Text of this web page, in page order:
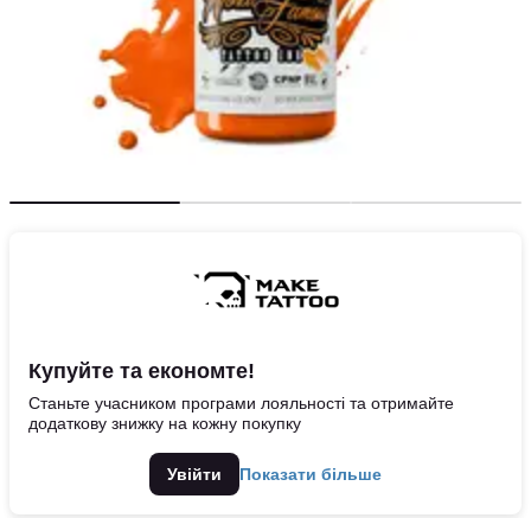
Купуйте та економте!
Станьте учасником програми лояльності та отримайте
додаткову знижку на кожну покупку
Увійти Показати більше